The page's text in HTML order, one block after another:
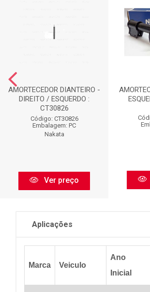
AMORTECEDOR DIANTEIRO -
DIREITO / ESQUERDO :
CT30826
Código: CT30826
Embalagem: PC
Nakata
Ver preço
Aplicações
Marca Veiculo
Ano
Inicial